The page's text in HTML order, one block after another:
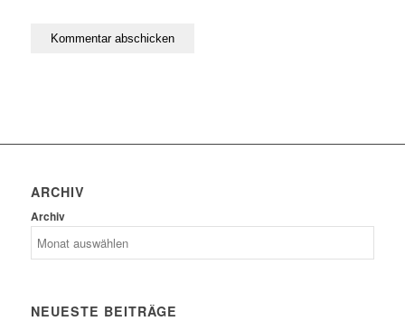
ARCHIV
Archiv
NEUESTE BEITRÄGE